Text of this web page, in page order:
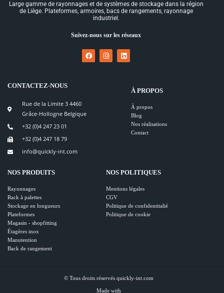
Large gamme de rayonnages et de systèmes de stockage dans la région
de Liège. Plateformes, armoires, bacs de rangements, rayonnage
industriel.
Suivez-nous sur les réseaux
CONTACTEZ-NOUS
Rue de la Limite 3 4460
Grâce-Hollogne Belgique
+32 (0)4 247 23 01
+32 (0)4 247 18 79
info@quickly-int.com
À PROPOS
À propos
Blog
Nos réalisations
Contact
NOS PRODUITS
Rayonnages
Rack à palettes
Stockage en longueurs
Plateformes
Magasin - shopfitting
Étagères inox
Manutention
Back de rangement
NOS POLITIQUES
Mentions légales
CGV
Politique de confidentitalié
Politique de cookie
© Tous droits réservés quickly-int.com
Made with